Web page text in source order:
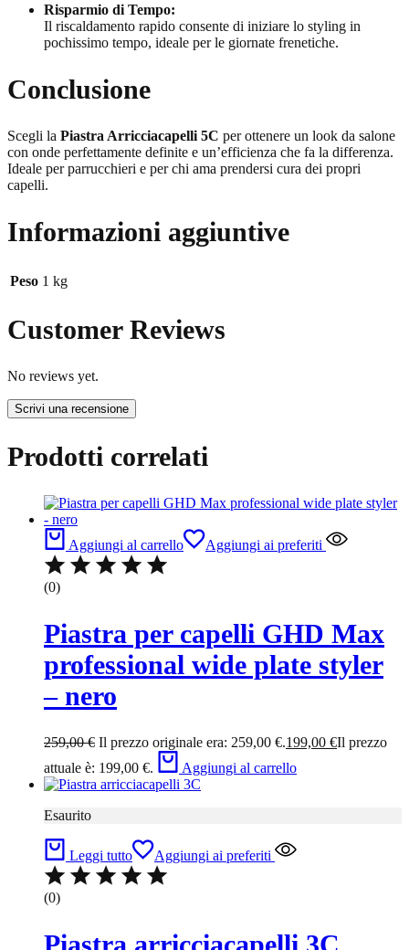
Risparmio di Tempo:
Il riscaldamento rapido consente di iniziare lo styling in
pochissimo tempo, ideale per le giornate frenetiche.
Conclusione
Scegli la Piastra Arricciacapelli 5C per ottenere un look da salone
con onde perfettamente definite e un’efficienza che fa la differenza.
Ideale per parrucchieri e per chi ama prendersi cura dei propri
capelli.
Informazioni aggiuntive
Peso 1 kg
Customer Reviews
No reviews yet.
Scrivi una recensione
Prodotti correlati
Aggiungi al carrello Aggiungi ai preferiti
(0)
Piastra per capelli GHD Max
professional wide plate styler
– nero
259,00€ Il prezzo originale era: 259,00 €.199,00 €Il prezzo
attuale è: 199,00 €.
Aggiungi al carrello
Esaurito
Leggi tutto Aggiungi ai preferiti
(0)
Piastra arricciacapelli 3C